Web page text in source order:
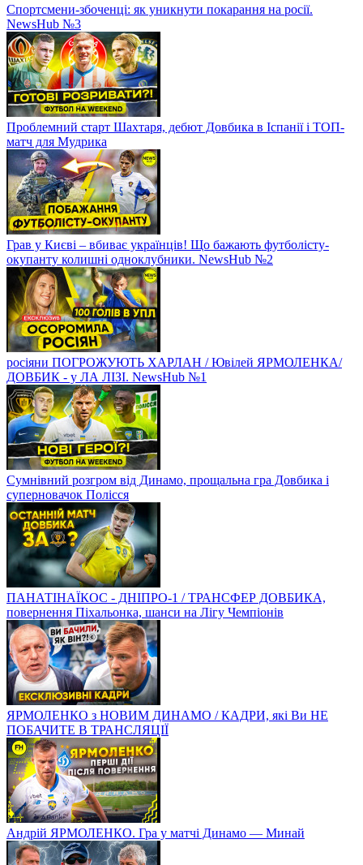
Спортсмени-збоченці: як уникнути покарання на росії.
NewsHub №3
Проблемний старт Шахтаря, дебют Довбика в Іспанії і ТОП-
матч для Мудрика
Грав у Києві – вбиває українців! Що бажають футболісту-
окупанту колишні одноклубники. NewsHub №2
росіяни ПОГРОЖУЮТЬ ХАРЛАН / Ювілей ЯРМОЛЕНКА/
ДОВБИК - у ЛА ЛІЗІ. NewsHub №1
Сумнівний розгром від Динамо, прощальна гра Довбика і
суперновачок Полісся
ПАНАТІНАЇКОС - ДНІПРО-1 / ТРАНСФЕР ДОВБИКА,
повернення Піхальонка, шанси на Лігу Чемпіонів
ЯРМОЛЕНКО з НОВИМ ДИНАМО / КАДРИ, які Ви НЕ
ПОБАЧИТЕ В ТРАНСЛЯЦІЇ
Андрій ЯРМОЛЕНКО. Гра у матчі Динамо — Минай